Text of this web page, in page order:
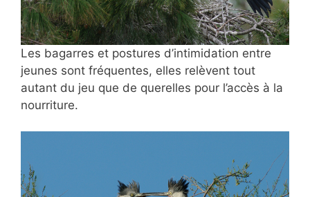
Les bagarres et postures d’intimidation entre
jeunes sont fréquentes, elles relèvent tout
autant du jeu que de querelles pour l’accès à la
nourriture.